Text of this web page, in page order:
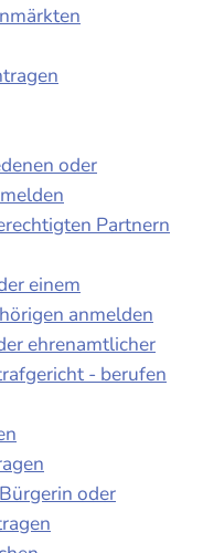
oder
Partnern
einem
anmelden
ehrenamtlicher
- berufen
oder